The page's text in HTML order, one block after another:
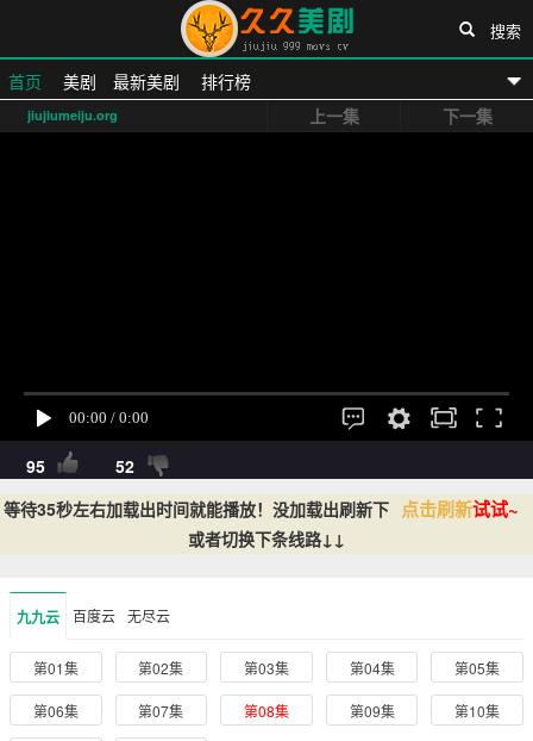
久久美剧网
首页 美剧 最新美剧 排行榜
搜索
jiujiumeiju.org 上一集 下一集
95 52
等待35秒左右加载出时间就能播放！没加载出刷新下 点击刷新试试~
或者切换下条线路↓↓
九九云 百度云 无尽云
第01集 第02集 第03集 第04集 第05集
第06集 第07集 第08集 第09集 第10集